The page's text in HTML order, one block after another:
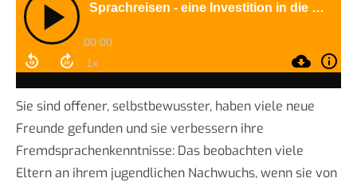
Sie sind offener, selbstbewusster, haben viele neue
Freunde gefunden und sie verbessern ihre
Fremdsprachenkenntnisse: Das beobachten viele
Eltern an ihrem jugendlichen Nachwuchs, wenn sie von